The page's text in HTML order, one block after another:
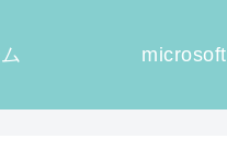
microsoft